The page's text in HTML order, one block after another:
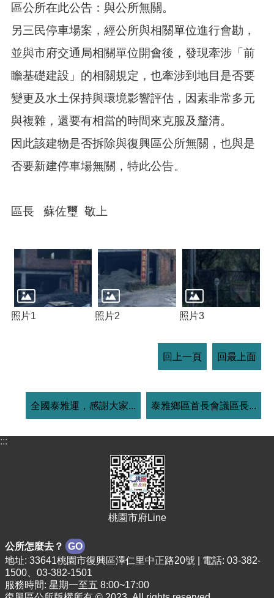
區公所在此公告：與公所無關。
另三民停車場案，經公所與相關單位進行會勘，
並與市府交通局相關單位開會後，發現牽涉「前
瞻基礎建設」的相關規定，也牽涉到地目是否要
變更及水土保持與環境影響評估，因素非常多元
與複雜，還要有相當的時間來克服及釐清。
因此該建物是否拆除與復興區公所無關，也與是
否要新建停車場無關，特此公告。
區長 蘇佐璽 敬上
照片1 照片2 照片3
回上一頁 回最上面
全國泰雅運，感謝大家... 泰雅鄉區首長會議區長...
:::
桃園市府Line
公所怎麼去？ GO
地址: 33641桃園市復興區澤仁里中正路20號 | 電話: 03-382-
1500、03-382-1501
服務時間: 星期一至五 8:00~17:00